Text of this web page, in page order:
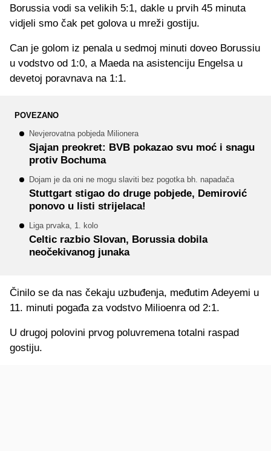
Borussia vodi sa velikih 5:1, dakle u prvih 45 minuta
vidjeli smo čak pet golova u mreži gostiju.
Can je golom iz penala u sedmoj minuti doveo Borussiu
u vodstvo od 1:0, a Maeda na asistenciju Engelsa u
devetoj poravnava na 1:1.
POVEZANO
Nevjerovatna pobjeda Milionera
Sjajan preokret: BVB pokazao svu moć i snagu
protiv Bochuma
Dojam je da oni ne mogu slaviti bez pogotka bh. napadača
Stuttgart stigao do druge pobjede, Demirović
ponovo u listi strijelaca!
Liga prvaka, 1. kolo
Celtic razbio Slovan, Borussia dobila
neočekivanog junaka
Činilo se da nas čekaju uzbuđenja, međutim Adeyemi u
11. minuti pogađa za vodstvo Milioenra od 2:1.
U drugoj polovini prvog poluvremena totalni raspad
gostiju.